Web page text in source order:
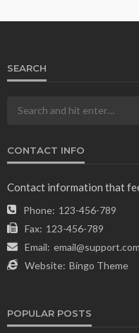
SEARCH
CONTACT INFO
Contact information that
Phone: 123-456-789
Fax: 123-456-789
Email: email@support.com
Website: Bingo Theme
POPULAR POSTS